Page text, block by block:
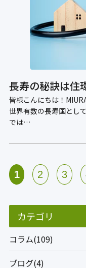
カテゴリ
コラム(109)
ブログ(4)
長寿の秘訣は住
皆様こんにちは！
世界有数の長寿国とし
では…
1 2 3